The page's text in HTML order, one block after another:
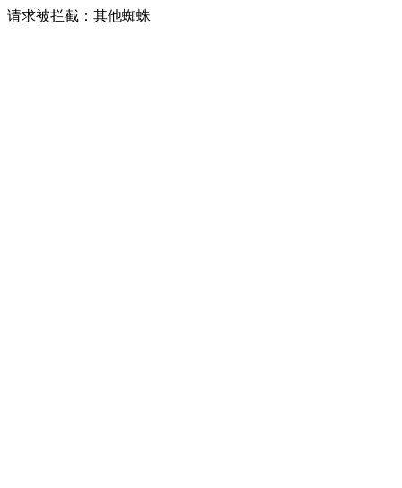
请求被拦截：其他蜘蛛